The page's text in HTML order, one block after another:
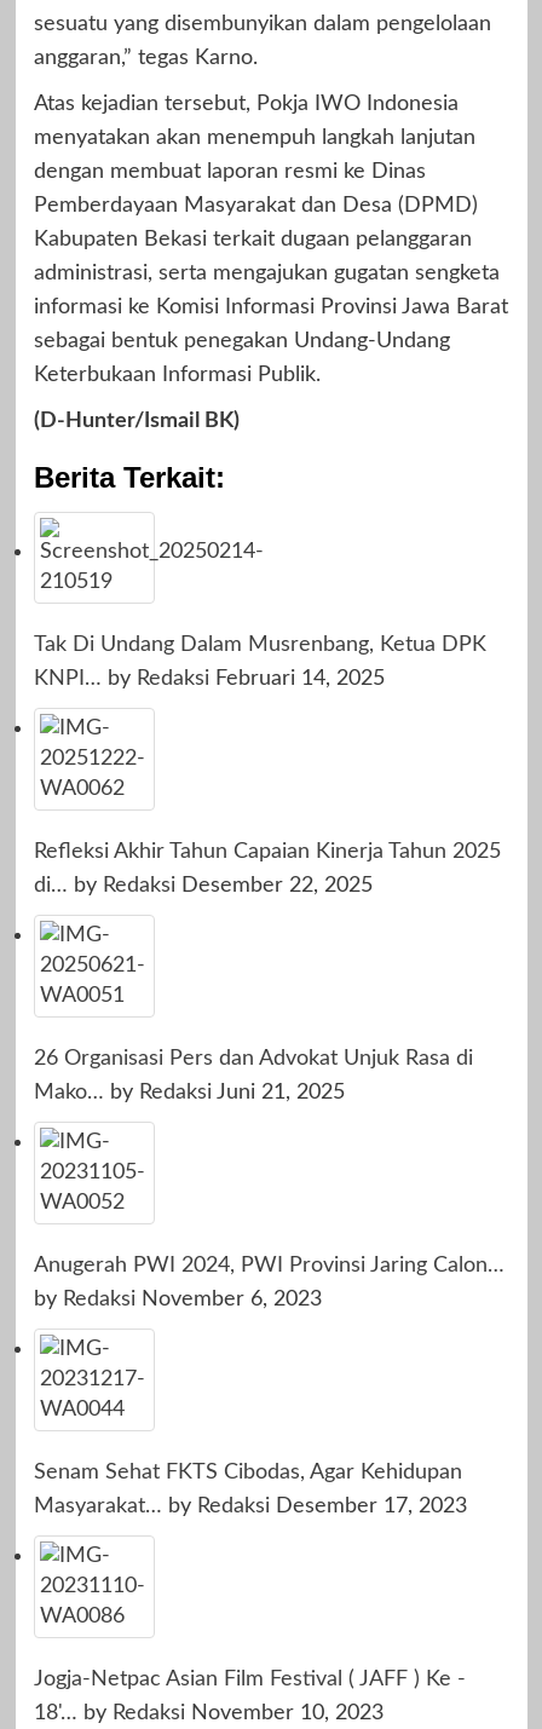
sesuatu yang disembunyikan dalam pengelolaan
anggaran,” tegas Karno.
Atas kejadian tersebut, Pokja IWO Indonesia
menyatakan akan menempuh langkah lanjutan
dengan membuat laporan resmi ke Dinas
Pemberdayaan Masyarakat dan Desa (DPMD)
Kabupaten Bekasi terkait dugaan pelanggaran
administrasi, serta mengajukan gugatan sengketa
informasi ke Komisi Informasi Provinsi Jawa Barat
sebagai bentuk penegakan Undang-Undang
Keterbukaan Informasi Publik.
(D-Hunter/Ismail BK)
Berita Terkait:
Tak Di Undang Dalam Musrenbang, Ketua DPK
KNPI… by Redaksi Februari 14, 2025
Refleksi Akhir Tahun Capaian Kinerja Tahun 2025
di… by Redaksi Desember 22, 2025
26 Organisasi Pers dan Advokat Unjuk Rasa di
Mako… by Redaksi Juni 21, 2025
Anugerah PWI 2024, PWI Provinsi Jaring Calon…
by Redaksi November 6, 2023
Senam Sehat FKTS Cibodas, Agar Kehidupan
Masyarakat… by Redaksi Desember 17, 2023
Jogja-Netpac Asian Film Festival ( JAFF ) Ke -
18'… by Redaksi November 10, 2023